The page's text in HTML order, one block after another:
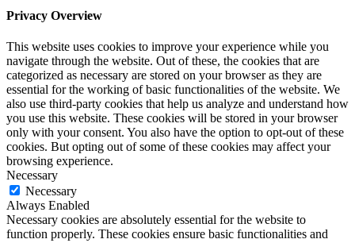
Privacy Overview
This website uses cookies to improve your experience while you
navigate through the website. Out of these, the cookies that are
categorized as necessary are stored on your browser as they are
essential for the working of basic functionalities of the website. We
also use third-party cookies that help us analyze and understand how
you use this website. These cookies will be stored in your browser
only with your consent. You also have the option to opt-out of these
cookies. But opting out of some of these cookies may affect your
browsing experience.
Necessary
Necessary
Always Enabled
Necessary cookies are absolutely essential for the website to
function properly. These cookies ensure basic functionalities and